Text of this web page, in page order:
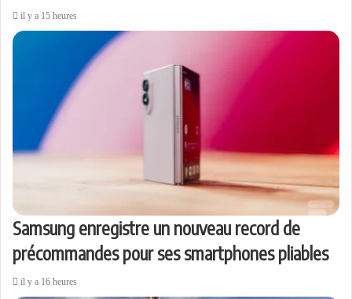
il y a 15 heures
Samsung enregistre un nouveau record de
précommandes pour ses smartphones pliables
il y a 16 heures